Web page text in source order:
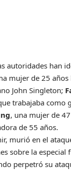
autoridades han
mujer de 25
John Singleton;
trabajaba como
, una mujer de
de 55 años.
murió en el
sobre la especial
perpetró su